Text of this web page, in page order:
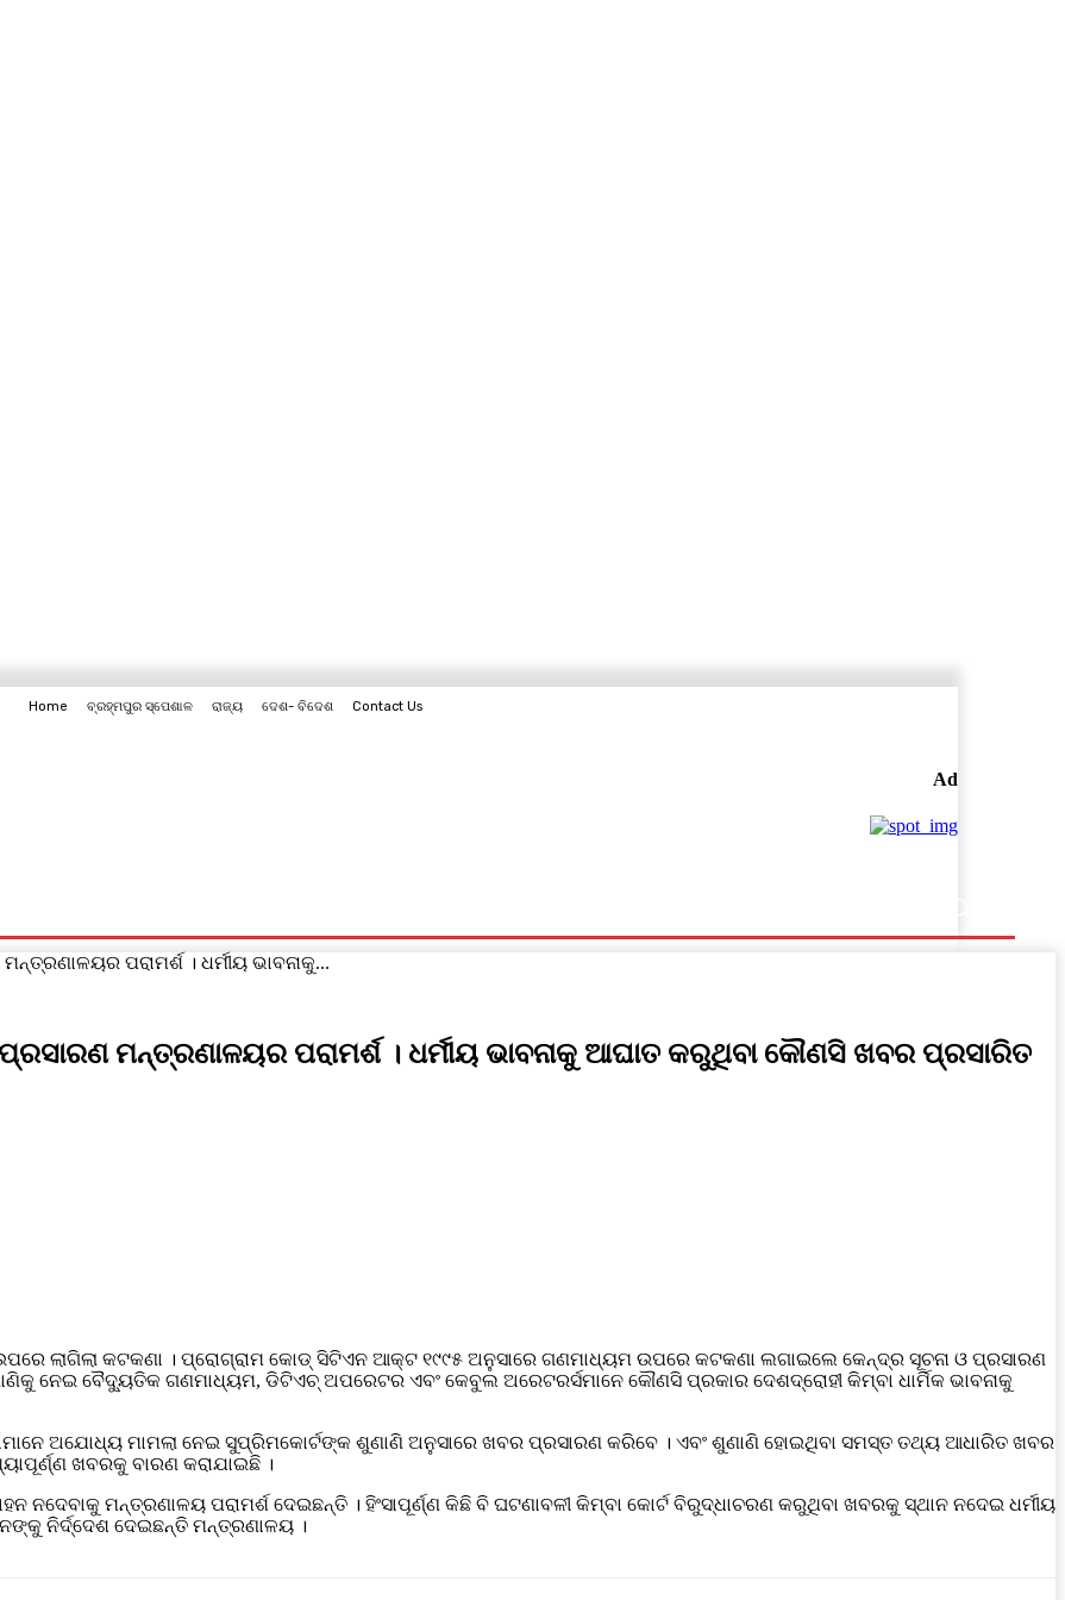
Home ବ୍ରହ୍ମପୁର ସ୍ପେଶାଳ ରାଜ୍ୟ ଦେଶ- ବିଦେଶ Contact Us
Ad
ପରାମର୍ଶ । ଧର୍ମୀୟ ଭାବନାକୁ...
ମନ୍ତ୍ରଣାଳୟର ପରାମର୍ଶ । ଧର୍ମୀୟ ଭାବନାକୁ ଆଘାତ କରୁଥିବା କୌଣସି ଖବର ପ୍ରସାରିତ
ଲାଗିଲା କଟକଣା । ପ୍ରୋଗ୍ରାମ କୋଡ୍ ସିଟିଏନ ଆକ୍ଟ ୧୯୯୫ ଅନୁସାରେ ଗଣମାଧ୍ୟମ ଉପରେ କଟକଣା ଲଗାଇଲେ କେନ୍ଦ୍ର ସୂଚନା ଓ ପ୍ରସାରଣ
ନେଇ ବୈଦ୍ୟୁତିକ ଗଣମାଧ୍ୟମ, ଡିଟିଏଚ୍ ଅପରେଟର ଏବଂ କେବୁଲ ଅରେଟରର୍ସମାନେ କୌଣସି ପ୍ରକାର ଦେଶଦ୍ରୋହୀ କିମ୍ବା ଧାର୍ମିକ ଭାବନାକୁ
ଅଯୋଧ୍ୟ ମାମଲା ନେଇ ସୁପ୍ରିମକୋର୍ଟଙ୍କ ଶୁଣାଣି ଅନୁସାରେ ଖବର ପ୍ରସାରଣ କରିବେ । ଏବଂ ଶୁଣାଣି ହୋଇଥିବା ସମସ୍ତ ତଥ୍ୟ ଆଧାରିତ ଖବର
ଖବରକୁ ବାରଣ କରାଯାଇଛି ।
ମନ୍ତ୍ରଣାଳୟ ପରାମର୍ଶ ଦେଇଛନ୍ତି । ହିଂସାପୂର୍ଣ୍ଣ କିଛି ବି ଘଟଣାବଳୀ କିମ୍ବା କୋର୍ଟ ବିରୁଦ୍ଧାଚରଣ କରୁଥିବା ଖବରକୁ ସ୍ଥାନ ନଦେଇ ଧର୍ମୀୟ
ନିର୍ଦ୍ଦେଶ ଦେଇଛନ୍ତି ମନ୍ତ୍ରଣାଳୟ ।